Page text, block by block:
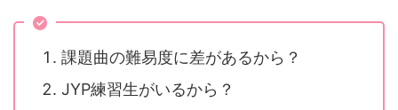
課題曲の難易度に差があるから？
JYP練習生がいるから？